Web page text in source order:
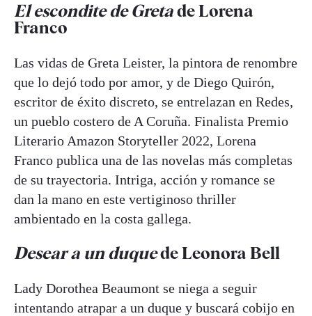
El escondite de Gretade Lorena
Franco
Las vidas de Greta Leister, la pintora de renombre
que lo dejó todo por amor, y de Diego Quirón,
escritor de éxito discreto, se entrelazan en Redes,
un pueblo costero de A Coruña. Finalista Premio
Literario Amazon Storyteller 2022, Lorena
Franco publica una de las novelas más completas
de su trayectoria. Intriga, acción y romance se
dan la mano en este vertiginoso thriller
ambientado en la costa gallega.
Desear a un duquede Leonora Bell
Lady Dorothea Beaumont se niega a seguir
intentando atrapar a un duque y buscará cobijo en